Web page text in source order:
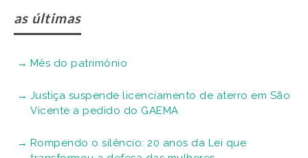
as últimas
Mês do patrimônio
Justiça suspende licenciamento de aterro em São
Vicente a pedido do GAEMA
Rompendo o silêncio: 20 anos da Lei que